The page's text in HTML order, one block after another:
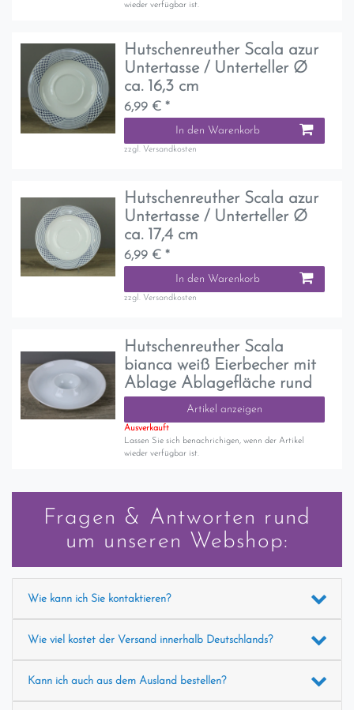
wieder verfügbar ist.
Hutschenreuther Scala azur
Untertasse / Unterteller Ø
ca. 16,3 cm
6,99 € *
In den Warenkorb
zzgl. Versandkosten
Hutschenreuther Scala azur
Untertasse / Unterteller Ø
ca. 17,4 cm
6,99 € *
In den Warenkorb
zzgl. Versandkosten
Hutschenreuther Scala
bianca weiß Eierbecher mit
Ablage Ablagefläche rund
Artikel anzeigen
Ausverkauft
Lassen Sie sich benachrichigen, wenn der Artikel
wieder verfügbar ist.
Fragen & Antworten rund
um unseren Webshop:
Wie kann ich Sie kontaktieren?
Wie viel kostet der Versand innerhalb Deutschlands?
Kann ich auch aus dem Ausland bestellen?